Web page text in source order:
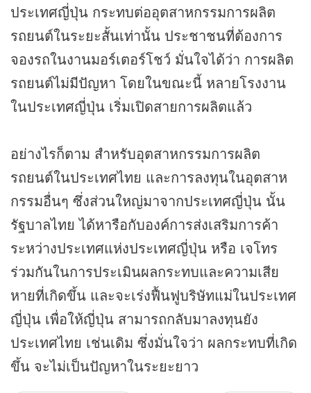
ประเทศญี่ปุ่น กระทบต่ออุตสาหกรรมการผลิต
รถยนต์ในระยะสั้นเท่านั้น ประชาชนที่ต้องการ
จองรถในงานมอร์เตอร์โชว์ มั่นใจได้ว่า การผลิต
รถยนต์ไม่มีปัญหา โดยในขณะนี้ หลายโรงงาน
ในประเทศญี่ปุ่น เริ่มเปิดสายการผลิตแล้ว
อย่างไรก็ตาม สำหรับอุตสาหกรรมการผลิต
รถยนต์ในประเทศไทย และการลงทุนในอุตสาห
กรรมอื่นๆ ซึ่งส่วนใหญ่มาจากประเทศญี่ปุ่น นั้น
รัฐบาลไทย ได้หารือกับองค์การส่งเสริมการค้า
ระหว่างประเทศแห่งประเทศญี่ปุ่น หรือ เจโทร
ร่วมกันในการประเมินผลกระทบและความเสีย
หายที่เกิดขึ้น และจะเร่งฟื้นฟูบริษัทแม่ในประเทศ
ญี่ปุ่น เพื่อให้ญี่ปุ่น สามารถกลับมาลงทุนยัง
ประเทศไทย เช่นเดิม ซึ่งมั่นใจว่า ผลกระทบที่เกิด
ขึ้น จะไม่เป็นปัญหาในระยะยาว